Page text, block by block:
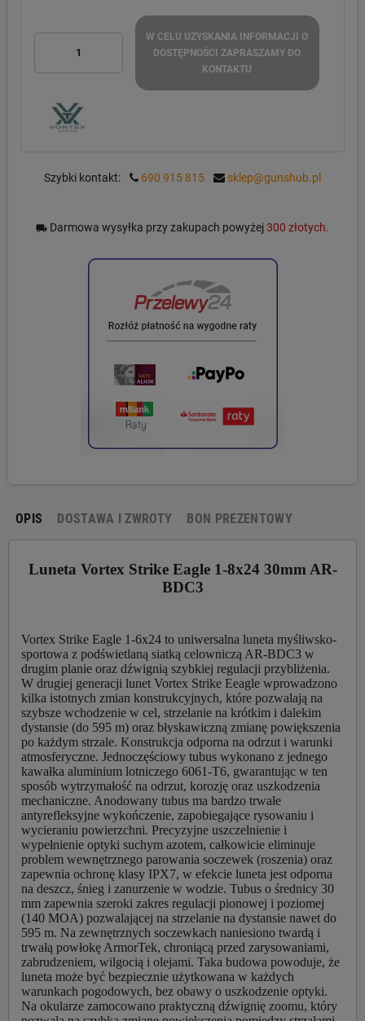
W CELU UZYSKANIA INFORMACJI O
DOSTĘPNOŚCI ZAPRASZAMY DO
KONTAKTU
Szybki kontakt: 690 915 815 sklep@gunshub.pl
local_shipping Darmowa wysyłka przy zakupach powyżej300 złotych.
OPIS DOSTAWA I ZWROTY BON PREZENTOWY
Luneta Vortex Strike Eagle 1-8x24 30mm AR-
BDC3
Vortex Strike Eagle 1-6x24 to uniwersalna luneta myśliwsko-
sportowa z podświetlaną siatką celowniczą AR-BDC3 w
drugim planie oraz dźwignią szybkiej regulacji przybliżenia.
W drugiej generacji lunet Vortex Strike Eeagle wprowadzono
kilka istotnych zmian konstrukcyjnych, które pozwalają na
szybsze wchodzenie w cel, strzelanie na krótkim i dalekim
dystansie (do 595 m) oraz błyskawiczną zmianę powiększenia
po każdym strzale. Konstrukcja odporna na odrzut i warunki
atmosferyczne. Jednoczęściowy tubus wykonano z jednego
kawałka aluminium lotniczego 6061-T6, gwarantując w ten
sposób wytrzymałość na odrzut, korozję oraz uszkodzenia
mechaniczne. Anodowany tubus ma bardzo trwałe
antyrefleksyjne wykończenie, zapobiegające rysowaniu i
wycieraniu powierzchni. Precyzyjne uszczelnienie i
wypełnienie optyki suchym azotem, całkowicie eliminuje
problem wewnętrznego parowania soczewek (roszenia) oraz
zapewnia ochronę klasy IPX7, w efekcie luneta jest odporna
na deszcz, śnieg i zanurzenie w wodzie. Tubus o średnicy 30
mm zapewnia szeroki zakres regulacji pionowej i poziomej
(140 MOA) pozwalającej na strzelanie na dystansie nawet do
595 m. Na zewnętrznych soczewkach naniesiono twardą i
trwałą powłokę ArmorTek, chroniącą przed zarysowaniami,
zabrudzeniem, wilgocią i olejami. Taka budowa powoduje, że
luneta może być bezpiecznie użytkowana w każdych
warunkach pogodowych, bez obawy o uszkodzenie optyki.
Na okularze zamocowano praktyczną dźwignię zoomu, który